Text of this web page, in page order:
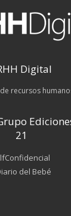
Digital
recursos
21
del Bebé